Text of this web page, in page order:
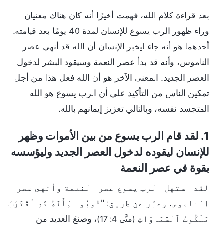
بعد قراءة كلام الله، فهمت أخيرًا أنه كان هناك معنيان
وراء ظهور الرب يسوع للإنسان لمدة 40 يومًا بعد قيامته.
أحدهما هو أنه جاء ليخبر الإنسان أن الله قد أنهى عصر
الناموس، وأنه قد بدأ عصر النعمة وسيقود البشر لدخول
العصر الجديد. المعنى الآخر هو أن الله فعل هذا من أجل
تمكين الناس من التأكيد على أن الرب يسوع هو الله
المتجسد نفسه، وبالتالي تعزيز إيمانهم بالله.
1. لقد قام الرب يسوع من بين الأموات وظهر
للإنسان ليقوده لدخول العصر الجديد وليؤسسه
بقوة في عصر النعمة
لقد استهل الرب يسوع عصر النعمة وأنهى عصر
الناموس. وعبَّر عن طريق: "تُوبُوا لِأَنَّهُ قَدِ ٱقْتَرَبَ
مَلَكُوتُ ٱلسَّمَاوَاتِ (متَّى 4: 17)
، وصنعَ العديد من